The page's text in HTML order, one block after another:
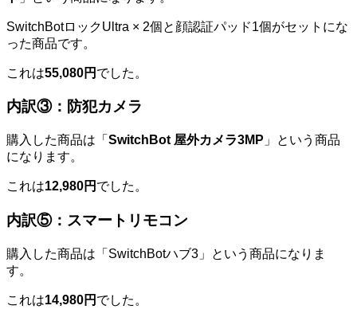
SwitchBotロックUltra × 2個と顔認証パッド1個がセットにな
った商品です。
これは55,080円 でした。
内訳③：防犯カメラ
購入した商品は「 SwitchBot 屋外カメラ3MP 」という商品
になります。
これは12,980円 でした。
内訳⑤：スマートリモコン
購入した商品は「SwitchBotハブ3」という商品になりま
す。
これは14,980円 でした。